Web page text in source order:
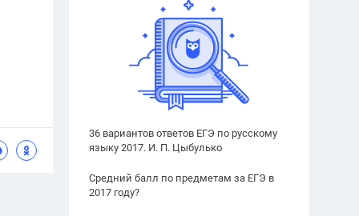
36 вариантов ответов ЕГЭ по русскому
языку 2017. И. П. Цыбулько
Средний балл по предметам за ЕГЭ в
2017 году?